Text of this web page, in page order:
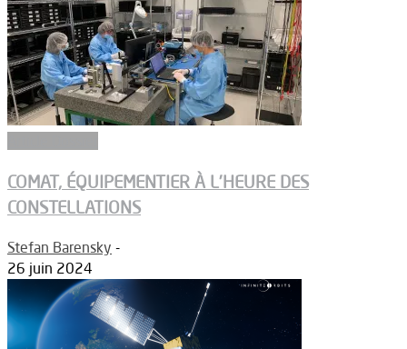
COMAT, ÉQUIPEMENTIER À L’HEURE DES
CONSTELLATIONS
Stefan Barensky -
26 juin 2024